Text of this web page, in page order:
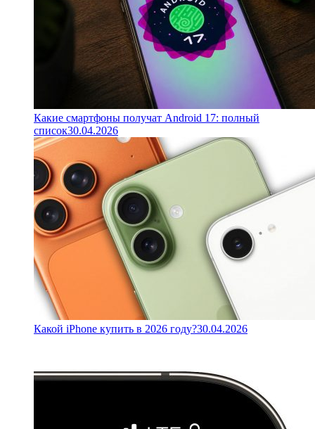
Какие смартфоны получат Android 17: полный
список30.04.2026
Какой iPhone купить в 2026 году?30.04.2026